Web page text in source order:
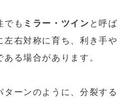
でも ミラー・ツイン と呼ば
左右対称に育ち、利き手や
る場合があります。
ターンのように、分裂する